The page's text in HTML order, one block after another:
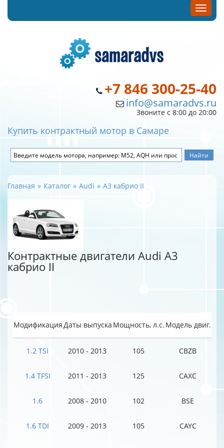
+7 846 300-25-40
info@samaradvs.ru
Звоните с 8:00 до 20:00
Купить контрактный мотор в Самаре
Главная Каталог Audi A3 кабрио II
Контрактные двигатели Audi A3
кабрио II
МодификацияДаты выпуска Мощность, л.с. Модель двиг.
1.2 TSI 2010 - 2013 105 CBZB
1.4 TFSI 2011 - 2013 125 CAXC
1.6 2008 - 2010 102 BSE
1.6 TDI 2009 - 2013 105 CAYC